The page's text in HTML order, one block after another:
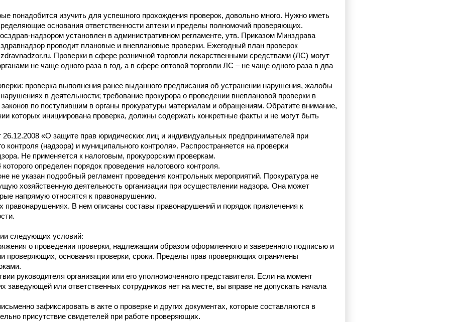
понадобится изучить для успешного прохождения проверок, довольно много. Нужно иметь
основания ответственности аптеки и пределы полномочий проверяющих.
надзором установлен в административном регламенте, утв. Приказом Минздрава
проводит плановые и внеплановые проверки. Ежегодный план проверок
Проверки в сфере розничной торговли лекарственными средствами (ЛС) могут
не чаще одного раза в год, а в сфере оптовой торговли ЛС – не чаще одного раза в два
проверка выполнения ранее выданного предписания об устранении нарушения, жалобы
в деятельности; требование прокурора о проведении внеплановой проверки в
по поступившим в органы прокуратуры материалам и обращениям. Обратите внимание,
которых инициирована проверка, должны содержать конкретные факты и не могут быть
«О защите прав юридических лиц и индивидуальных предпринимателей при
контроля (надзора) и муниципального контроля». Распространяется на проверки
Не применяется к налоговым, прокурорским проверкам.
определен порядок проведения налогового контроля.
не указан подробный регламент проведения контрольных мероприятий. Прокуратура не
хозяйственную деятельность организации при осуществлении надзора. Она может
напрямую относятся к правонарушению.
В нем описаны составы правонарушений и порядок привлечения к
следующих условий:
о проведении проверки, надлежащим образом оформленного и заверенного подписью и
проверяющих, основания проверки, сроки. Пределы прав проверяющих ограничены
руководителя организации или его уполномоченного представителя. Если на момент
заведующей или ответственных сотрудников нет на месте, вы вправе не допускать начала
зафиксировать в акте о проверке и других документах, которые составляются в
присутствие свидетелей при работе проверяющих.